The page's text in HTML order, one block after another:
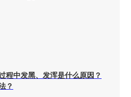
程中发黑、发浑是什么原因？
？